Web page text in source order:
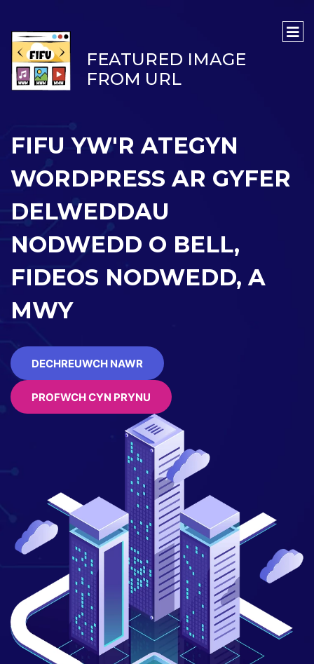
FEATURED IMAGE
FROM URL
FIFU YW'R ATEGYN
WORDPRESS AR GYFER
DELWEDDAU
NODWEDD O BELL,
FIDEOS NODWEDD, A
MWY
DECHREUWCH NAWR
PROFWCH CYN PRYNU